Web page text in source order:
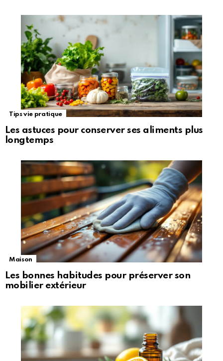
Tips vie pratique
Les astuces pour conserver ses aliments plus
longtemps
Maison
Les bonnes habitudes pour préserver son
mobilier extérieur